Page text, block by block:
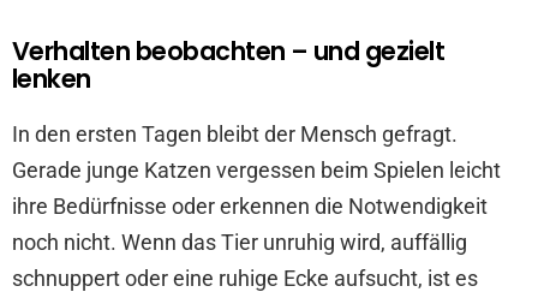
Verhalten beobachten – und gezielt
lenken
In den ersten Tagen bleibt der Mensch gefragt.
Gerade junge Katzen vergessen beim Spielen leicht
ihre Bedürfnisse oder erkennen die Notwendigkeit
noch nicht. Wenn das Tier unruhig wird, auffällig
schnuppert oder eine ruhige Ecke aufsucht, ist es